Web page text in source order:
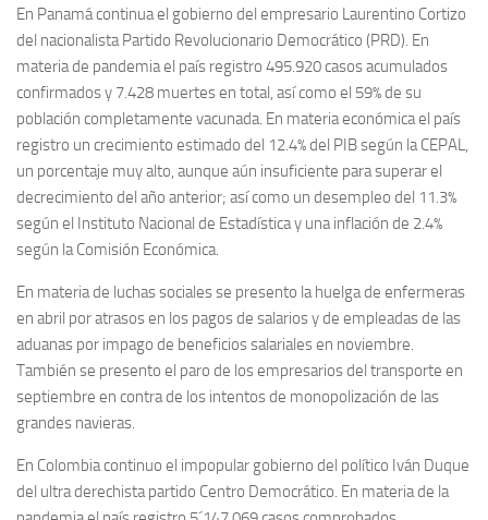
En Panamá continua el gobierno del empresario Laurentino Cortizo
del nacionalista Partido Revolucionario Democrático (PRD). En
materia de pandemia el país registro 495.920 casos acumulados
confirmados y 7.428 muertes en total, así como el 59% de su
población completamente vacunada. En materia económica el país
registro un crecimiento estimado del 12.4% del PIB según la CEPAL,
un porcentaje muy alto, aunque aún insuficiente para superar el
decrecimiento del año anterior; así como un desempleo del 11.3%
según el Instituto Nacional de Estadística y una inflación de 2.4%
según la Comisión Económica.
En materia de luchas sociales se presento la huelga de enfermeras
en abril por atrasos en los pagos de salarios y de empleadas de las
aduanas por impago de beneficios salariales en noviembre.
También se presento el paro de los empresarios del transporte en
septiembre en contra de los intentos de monopolización de las
grandes navieras.
En Colombia continuo el impopular gobierno del político Iván Duque
del ultra derechista partido Centro Democrático. En materia de la